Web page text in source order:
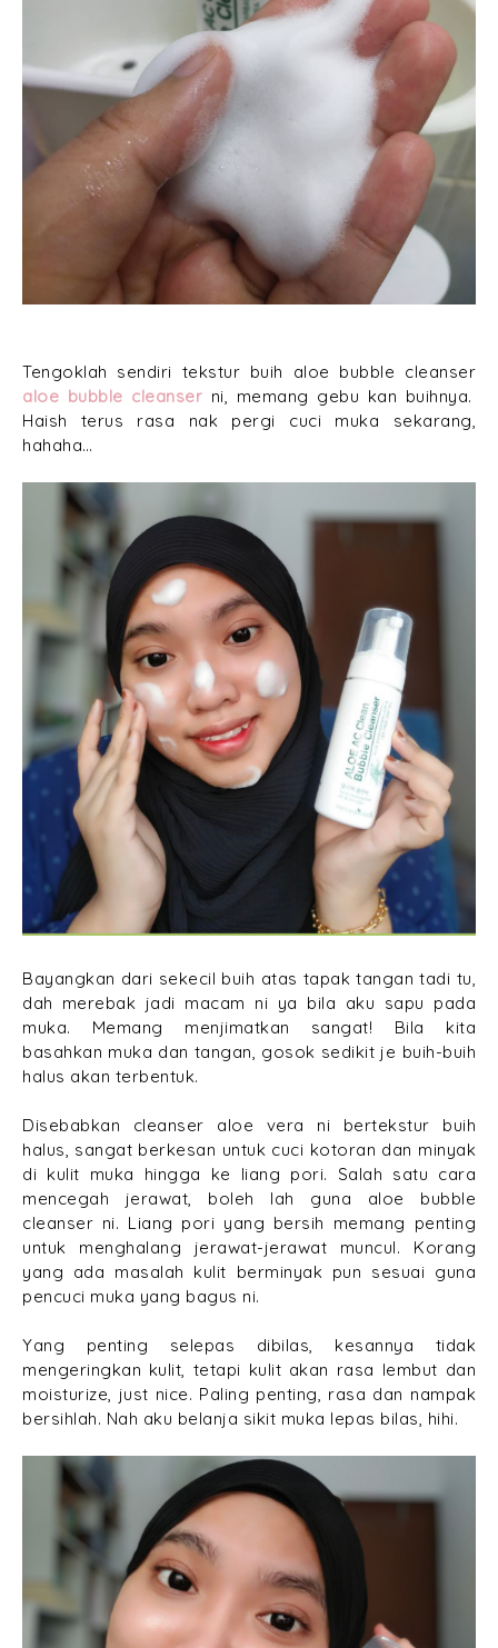
Tengoklah sendiri tekstur buih aloe bubble cleanser
aloe bubble cleanser ni, memang gebu kan buihnya.
Haish terus rasa nak pergi cuci muka sekarang,
hahaha…
Bayangkan dari sekecil buih atas tapak tangan tadi tu,
dah merebak jadi macam ni ya bila aku sapu pada
muka. Memang menjimatkan sangat! Bila kita
basahkan muka dan tangan, gosok sedikit je buih-buih
halus akan terbentuk.
Disebabkan cleanser aloe vera ni bertekstur buih
halus, sangat berkesan untuk cuci kotoran dan minyak
di kulit muka hingga ke liang pori. Salah satu cara
mencegah jerawat, boleh lah guna aloe bubble
cleanser ni. Liang pori yang bersih memang penting
untuk menghalang jerawat-jerawat muncul. Korang
yang ada masalah kulit berminyak pun sesuai guna
pencuci muka yang bagus ni.
Yang penting selepas dibilas, kesannya tidak
mengeringkan kulit, tetapi kulit akan rasa lembut dan
moisturize, just nice. Paling penting, rasa dan nampak
bersihlah. Nah aku belanja sikit muka lepas bilas, hihi.